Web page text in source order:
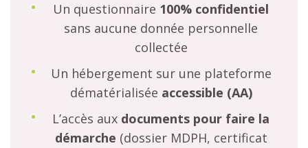
Un questionnaire 100% confidentiel
sans aucune donnée personnelle
collectée
Un hébergement sur une plateforme
dématérialisée accessible (AA)
L’accès aux documents pour faire la
démarche (dossier MDPH, certificat